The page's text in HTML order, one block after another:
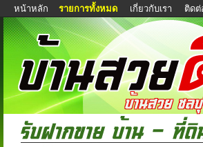
หน้าหลัก รายการทั้งหมด เกี่ยวกับเรา ติดต่